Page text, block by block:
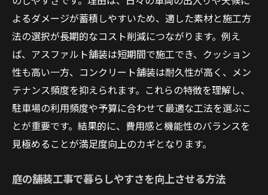
よるダメージが蓄積しやすいため、適した素材と施工方
法の選択が長期的なコスト削減につながります。例え
ば、アスファルト舗装は短期間で施工でき、クッション
性も高い一方、コンクリート舗装は耐久性が高く、メン
テナンス頻度を抑えられます。これらの特徴を理解し、
駐車場の利用頻度や予算に合わせて最適な工法を選ぶこ
とが重要です。結果的に、費用感と機能性のバランスを
見極めることが満足度向上のカギとなります。
庭の舗装工事で暮らしやすさを向上させる方法